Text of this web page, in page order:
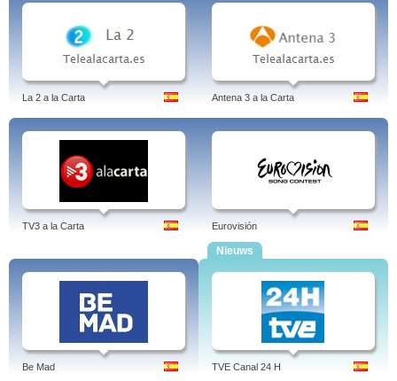
La 2 a la Carta Antena 3 a la Carta
TV3 a la Carta Eurovisión
Be Mad
Nieuws
TVE Canal 24 H